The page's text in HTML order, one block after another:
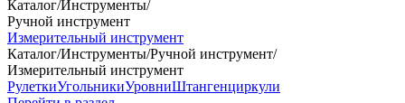
Каталог/Инструменты/
Ручной инструмент
Измерительный инструмент
Каталог/Инструменты/Ручной инструмент/
Измерительный инструмент
РулеткиУгольникиУровниШтангенциркули